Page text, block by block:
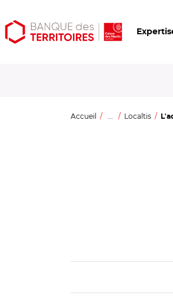
Aller
au
Aller
au
Ouvrir
les
Accueil ... Localtis